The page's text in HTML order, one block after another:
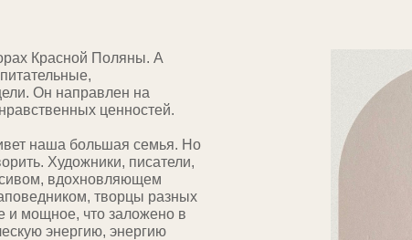
Красной Поляны. А
Он направлен на
ценностей.
наша большая семья. Но
Художники, писатели,
вдохновляющем
творцы разных
и мощное, что заложено в
энергию, энергию